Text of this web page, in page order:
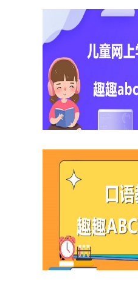
儿童网上学英